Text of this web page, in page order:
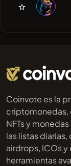
Coinvote es la
criptomonedas,
NFTs y
las listas
airdrops, ICOs
herramientas